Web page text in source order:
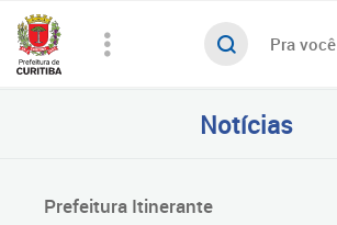
Pra você
Notícias
Prefeitura Itinerante